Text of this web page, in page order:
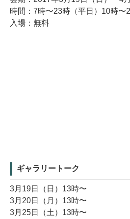
時間：7時〜23時（平日）10時〜
入場：無料
ギャラリートーク
3月19日（日）13時〜
3月20日（月）13時〜
3月25日（土）13時〜